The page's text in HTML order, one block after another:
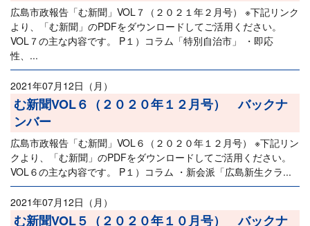
広島市政報告「む新聞」VOL７（２０２１年２月号） ※下記リンク
より、「む新聞」のPDFをダウンロードしてご活用ください。
VOL７の主な内容です。 P１）コラム「特別自治市」 ・即応
性、...
2021年07月12日（月）
む新聞VOL６（２０２０年１２月号） バックナ
ンバー
広島市政報告「む新聞」VOL６（２０２０年１２月号） ※下記リン
クより、「む新聞」のPDFをダウンロードしてご活用ください。
VOL６の主な内容です。 P１）コラム ・新会派「広島新生クラ...
2021年07月12日（月）
む新聞VOL５（２０２０年１０月号） バックナ